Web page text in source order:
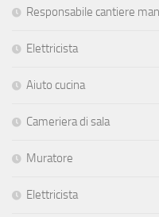
Responsabile cantiere
Elettricista
Aiuto cucina
Cameriera di sala
Muratore
Elettricista